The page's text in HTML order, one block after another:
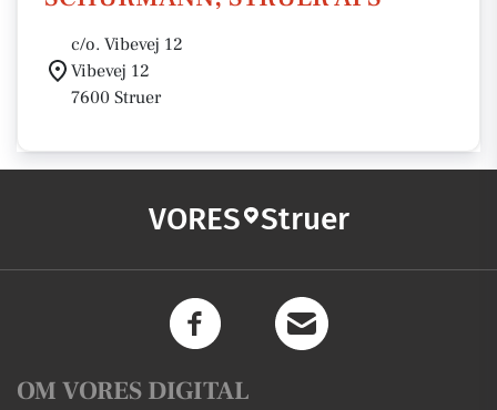
c/o. Vibevej 12
Vibevej 12
7600 Struer
VORES Struer
OM VORES DIGITAL